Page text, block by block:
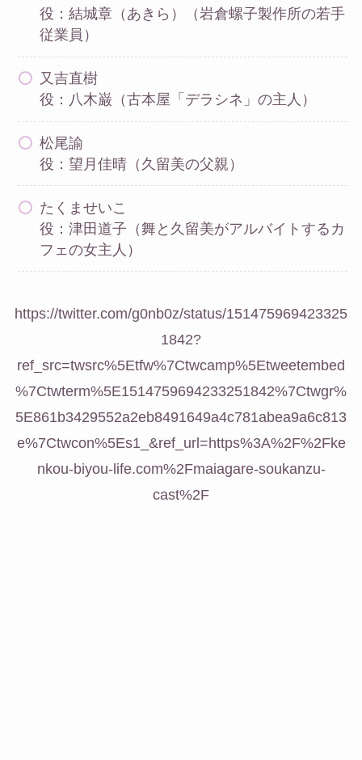
役：結城章（あきら）（岩倉螺子製作所の若手
従業員）
又吉直樹
役：八木巌（古本屋「デラシネ」の主人）
松尾諭
役：望月佳晴（久留美の父親）
たくませいこ
役：津田道子（舞と久留美がアルバイトするカ
フェの女主人）
https://twitter.com/g0nb0z/status/151475969423325
1842?
ref_src=twsrc%5Etfw%7Ctwcamp%5Etweetembed
%7Ctwterm%5E1514759694233251842%7Ctwgr%
5E861b3429552a2eb8491649a4c781abea9a6c813
e%7Ctwcon%5Es1_&ref_url=https%3A%2F%2Fke
nkou-biyou-life.com%2Fmaiagare-soukanzu-
cast%2F